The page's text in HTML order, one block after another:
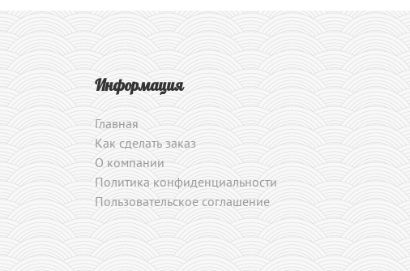
Информация
Главная
Как сделать заказ
О компании
Политика конфиденциальности
Пользовательское соглашение